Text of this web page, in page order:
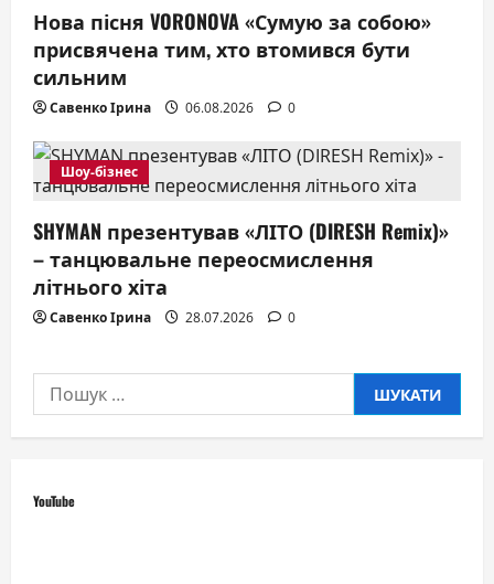
Нова пісня VORONOVA «Сумую за собою»
присвячена тим, хто втомився бути
сильним
Савенко Ірина 06.08.2026 0
Шоу-бізнес
SHYMAN презентував «ЛІТО (DIRESH Remix)»
– танцювальне переосмислення
літнього хіта
Савенко Ірина 28.07.2026 0
Пошук:
YouTube